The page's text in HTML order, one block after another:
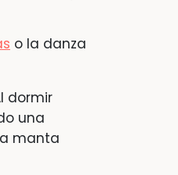
o la danza
dormir
una
manta